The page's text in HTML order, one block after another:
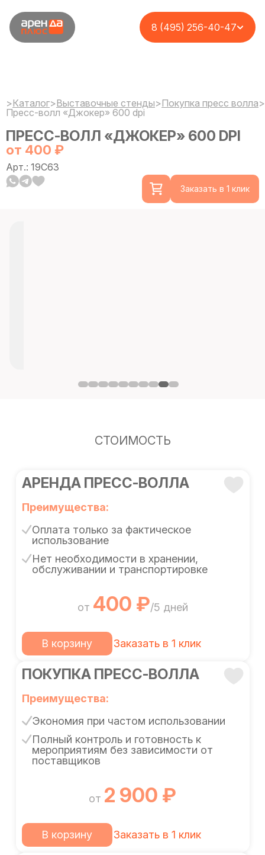
8 (495) 256-40-47
>Каталог>Выставочные стенды>Покупка пресс волла>
Пресс-волл «Джокер» 600 dpi
ПРЕСС-ВОЛЛ «ДЖОКЕР» 600 DPI
от 400 ₽
Арт.: 19C63
Заказать в 1 клик
СТОИМОСТЬ
АРЕНДА ПРЕСС-ВОЛЛА
Преимущества:
Оплата только за фактическое
использование
Нет необходимости в хранении,
обслуживании и транспортировке
от 400 ₽/5 дней
В корзину Заказать в 1 клик
ПОКУПКА ПРЕСС-ВОЛЛА
Преимущества:
Экономия при частом использовании
Полный контроль и готовность к
мероприятиям без зависимости от
поставщиков
от 2 900 ₽
В корзину Заказать в 1 клик